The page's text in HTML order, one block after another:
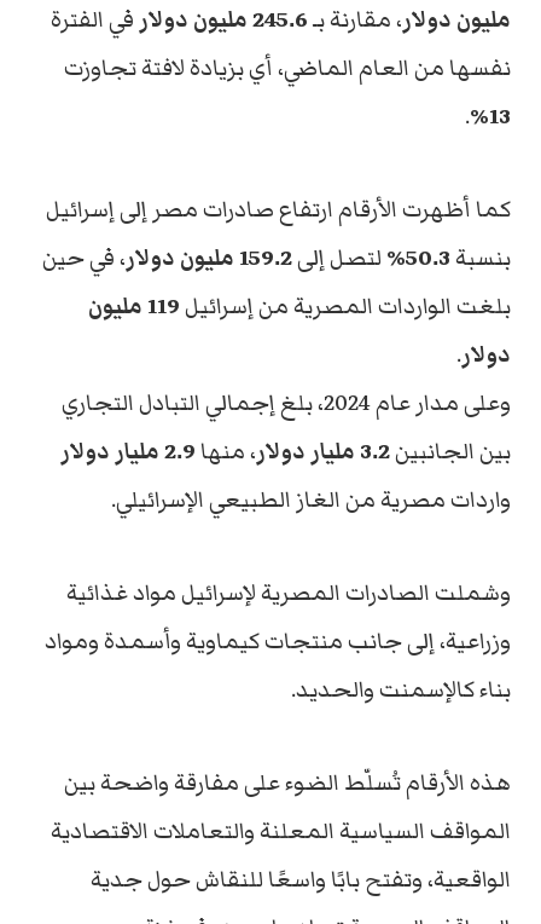
مليون دولار، مقارنة بـ245.6 مليون دولار
في الفترة
نفسها من العام الماضي، أي بزيادة لافتة تجاوزت
13%
.
كما أظهرت الأرقام ارتفاع صادرات مصر إلى إسرائيل
بنسبة50.3% لتصل إلى159.2 مليون دولار
، في حين
بلغت الواردات المصرية من إسرائيل
119 مليون
دولار.
وعلى مدار عام 2024، بلغ إجمالي التبادل التجاري
بين الجانبين3.2 مليار دولار ، منها 2.9 مليار دولار
واردات مصرية من الغاز الطبيعي الإسرائيلي.
وشملت الصادرات المصرية لإسرائيل مواد غذائية
وزراعية، إلى جانب منتجات كيماوية وأسمدة ومواد
بناء كالإسمنت والحديد.
هذه الأرقام تُسلّط الضوء على مفارقة واضحة بين
المواقف السياسية المعلنة والتعاملات الاقتصادية
الواقعية، وتفتح بابًا واسعًا للنقاش حول جدية